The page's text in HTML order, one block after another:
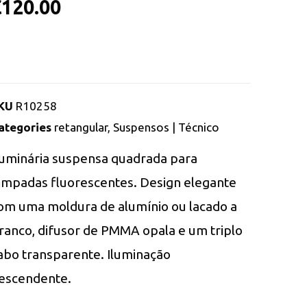
120.00
R10258
retangular, Suspensos | Técnico
suspensa quadrada para
fluorescentes. Design elegante
uma moldura de alumínio ou lacado a
difusor de PMMA opala e um triplo
transparente. Iluminação